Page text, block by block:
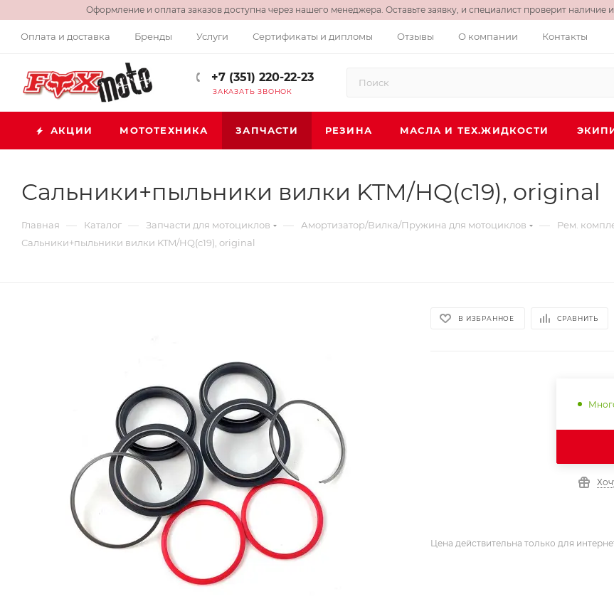
Оформление и оплата заказов доступна через нашего менеджера. Оставьте заявку, и специалист проверит наличие
Оплата и доставка Бренды Услуги Сертификаты и дипломы Отзывы О компании Контакты
+7 (351) 220-22-23
ЗАКАЗАТЬ ЗВОНОК
АКЦИИ МОТОТЕХНИКА ЗАПЧАСТИ РЕЗИНА МАСЛА И ТЕХ.ЖИДКОСТИ
Сальники+пыльники вилки KTM/HQ(c19), original
Главная — Каталог — Запчасти для мотоциклов — Амортизатор/Вилка/Пружина для мотоциклов — Рем.
Сальники+пыльники вилки KTM/HQ(c19), original
В ИЗБРАННОЕ СРАВНИТЬ
Цена действительна только для